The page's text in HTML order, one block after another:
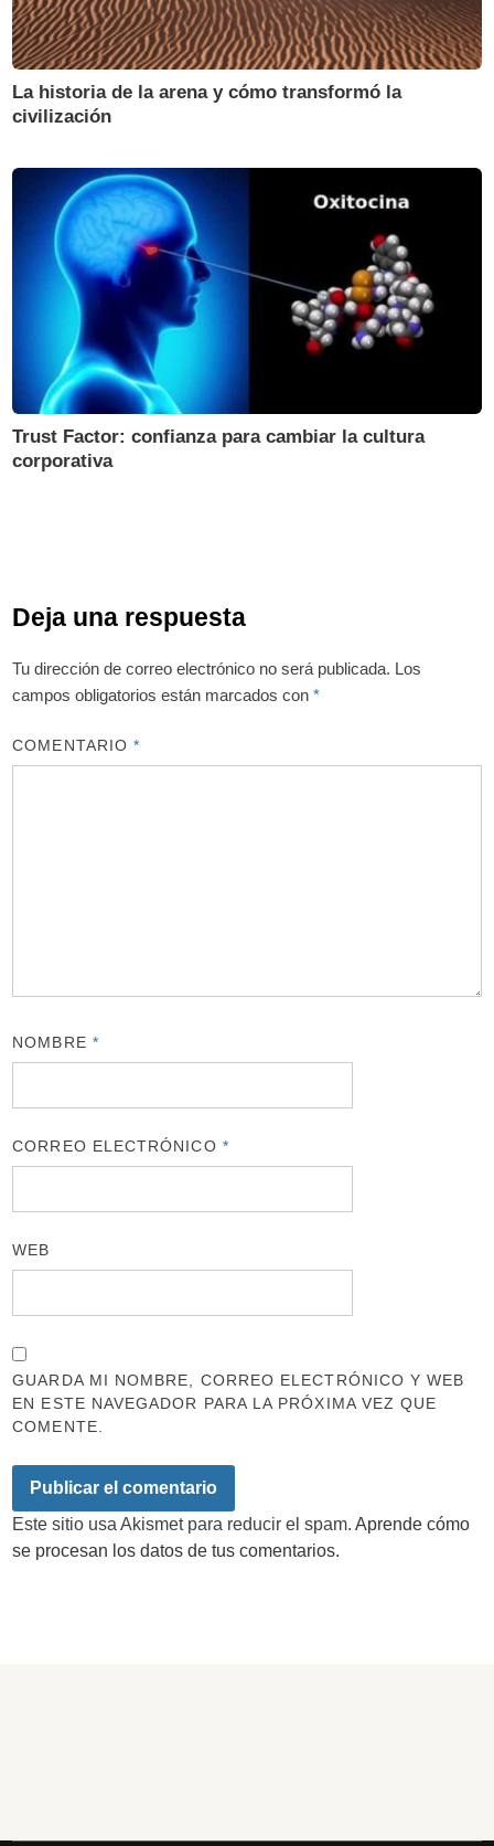
La historia de la arena y cómo transformó la
civilización
Trust Factor: confianza para cambiar la cultura
corporativa
Deja una respuesta
Tu dirección de correo electrónico no será publicada. Los
campos obligatorios están marcados con*
COMENTARIO*
NOMBRE *
CORREO ELECTRÓNICO *
WEB
GUARDA MI NOMBRE, CORREO ELECTRÓNICO Y WEB
EN ESTE NAVEGADOR PARA LA PRÓXIMA VEZ QUE
COMENTE.
Este sitio usa Akismet para reducir el spam.Aprende cómo
se procesan los datos de tus comentarios.